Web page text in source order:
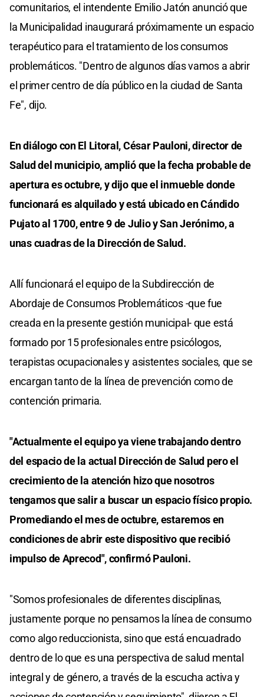
comunitarios, el intendente Emilio Jatón anunció que
la Municipalidad inaugurará próximamente un espacio
terapéutico para el tratamiento de los consumos
problemáticos. "Dentro de algunos días vamos a abrir
el primer centro de día público en la ciudad de Santa
Fe", dijo.
En diálogo con El Litoral, César Pauloni, director de
Salud del municipio, amplió que la fecha probable de
apertura es octubre, y dijo que el inmueble donde
funcionará es alquilado y está ubicado en Cándido
Pujato al 1700, entre 9 de Julio y San Jerónimo, a
unas cuadras de la Dirección de Salud.
Allí funcionará el equipo de la Subdirección de
Abordaje de Consumos Problemáticos -que fue
creada en la presente gestión municipal- que está
formado por 15 profesionales entre psicólogos,
terapistas ocupacionales y asistentes sociales, que se
encargan tanto de la línea de prevención como de
contención primaria.
"Actualmente el equipo ya viene trabajando dentro
del espacio de la actual Dirección de Salud pero el
crecimiento de la atención hizo que nosotros
tengamos que salir a buscar un espacio físico propio.
Promediando el mes de octubre, estaremos en
condiciones de abrir este dispositivo que recibió
impulso de Aprecod", confirmó Pauloni.
"Somos profesionales de diferentes disciplinas,
justamente porque no pensamos la línea de consumo
como algo reduccionista, sino que está encuadrado
dentro de lo que es una perspectiva de salud mental
integral y de género, a través de la escucha activa y